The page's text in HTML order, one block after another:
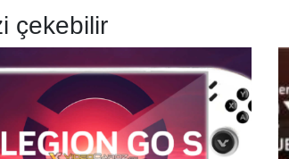
çekebilir